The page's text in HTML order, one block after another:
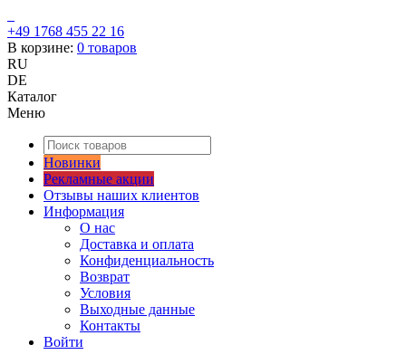
+49 1768 455 22 16
В корзине: 0 товаров
RU
DE
Каталог
Меню
Новинки
Рекламные акции
Отзывы наших клиентов
Информация
О нас
Доставка и оплата
Конфиденциальность
Возврат
Условия
Выходные данные
Контакты
Войти